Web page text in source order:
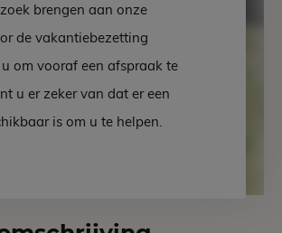
brengen aan onze
de vakantiebezetting
om vooraf een afspraak te
u er zeker van dat er een
is om u te helpen.